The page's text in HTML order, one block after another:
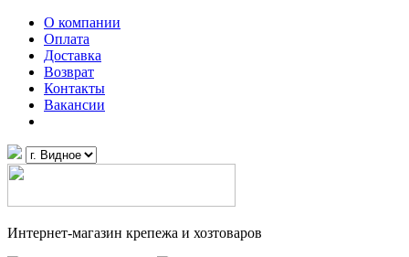
О компании
Оплата
Доставка
Возврат
Контакты
Вакансии
Интернет-магазин крепежа и хозтоваров